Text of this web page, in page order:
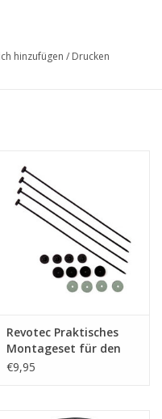
Das
hinzufügen / Drucken
Revotec Praktisches
Montageset für den
Kühlerlüfter
€9,95